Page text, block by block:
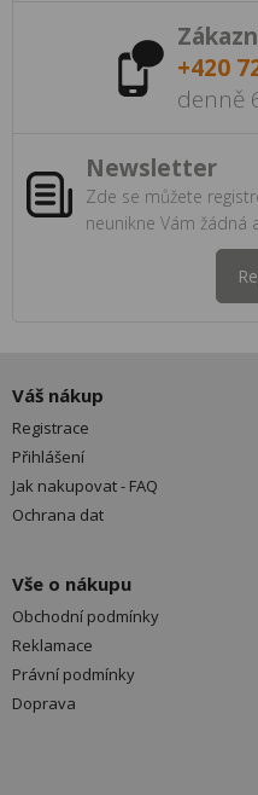
+420
denně
Newsletter
Zde se můžete
neunikne Vám žádná
Váš nákup
Registrace
Přihlášení
Jak nakupovat - FAQ
Ochrana dat
Vše o nákupu
Obchodní podmínky
Reklamace
Právní podmínky
Doprava